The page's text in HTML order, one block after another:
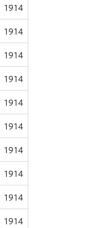
1914
1914
1914
1914
1914
1914
1914
1914
1914
1914